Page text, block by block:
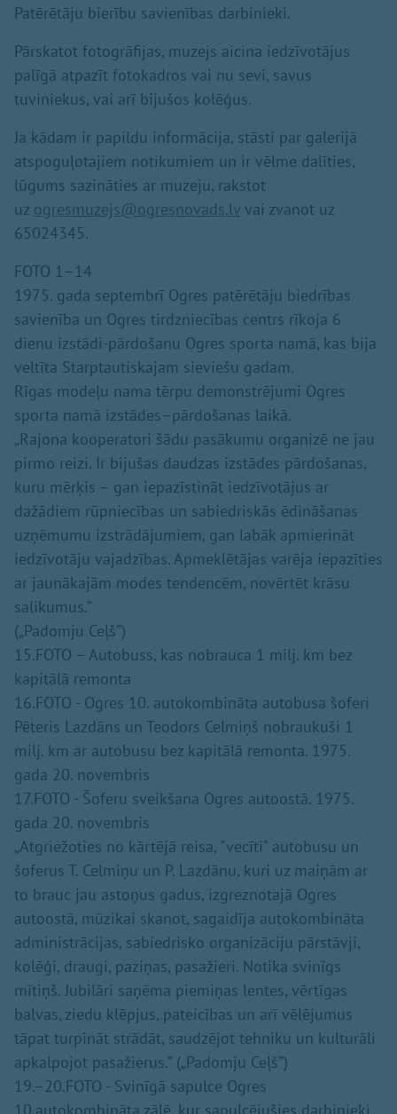
Patērētāju bierību savienības darbinieki.
Pārskatot fotogrāfijas, muzejs aicina iedzīvotājus
palīgā atpazīt fotokadros vai nu sevi, savus
tuviniekus, vai arī bijušos kolēģus.
Ja kādam ir papildu informācija, stāsti par galerijā
atspoguļotajiem notikumiem un ir vēlme dalīties,
lūgums sazināties ar muzeju, rakstot
uz ogresmuzejs@ogresnovads.lv vai zvanot uz
65024345.
FOTO 1–14
1975. gada septembrī Ogres patērētāju biedrības
savienība un Ogres tirdzniecības centrs rīkoja 6
dienu izstādi-pārdošanu Ogres sporta namā, kas bija
veltīta Starptautiskajam sieviešu gadam.
Rīgas modeļu nama tērpu demonstrējumi Ogres
sporta namā izstādes–pārdošanas laikā.
„Rajona kooperatori šādu pasākumu organizē ne jau
pirmo reizi. Ir bijušas daudzas izstādes pārdošanas,
kuru mērķis – gan iepazīstināt iedzīvotājus ar
dažādiem rūpniecības un sabiedriskās ēdināšanas
uzņēmumu izstrādājumiem, gan labāk apmierināt
iedzīvotāju vajadzības. Apmeklētājas varēja iepazīties
ar jaunākajām modes tendencēm, novērtēt krāsu
salikumus.”
(„Padomju Ceļš”)
15.FOTO – Autobuss, kas nobrauca 1 milj. km bez
kapitālā remonta
16.FOTO - Ogres 10. autokombināta autobusa šoferi
Pēteris Lazdāns un Teodors Celmiņš nobraukuši 1
milj. km ar autobusu bez kapitālā remonta. 1975.
gada 20. novembris
17.FOTO - Šoferu sveikšana Ogres autoostā. 1975.
gada 20. novembris
„Atgriežoties no kārtējā reisa, "vecīti" autobusu un
šoferus T. Celmiņu un P. Lazdānu, kuri uz maiņām ar
to brauc jau astoņus gadus, izgreznotajā Ogres
autoostā, mūzikai skanot, sagaidīja autokombināta
administrācijas, sabiedrisko organizāciju pārstāvji,
kolēģi, draugi, paziņas, pasažieri. Notika svinīgs
mītiņš. Jubilāri saņēma piemiņas lentes, vērtīgas
balvas, ziedu klēpjus, pateicības un arī vēlējumus
tāpat turpināt strādāt, saudzējot tehniku un kulturāli
apkalpojot pasažierus.” („Padomju Ceļš”)
19.–20.FOTO - Svinīgā sapulce Ogres
10.autokombināta zālē, kur sapulcējušies darbinieki